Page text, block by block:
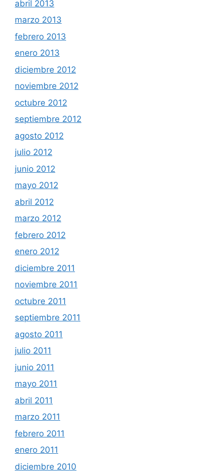
abril 2013
marzo 2013
febrero 2013
enero 2013
diciembre 2012
noviembre 2012
octubre 2012
septiembre 2012
agosto 2012
julio 2012
junio 2012
mayo 2012
abril 2012
marzo 2012
febrero 2012
enero 2012
diciembre 2011
noviembre 2011
octubre 2011
septiembre 2011
agosto 2011
julio 2011
junio 2011
mayo 2011
abril 2011
marzo 2011
febrero 2011
enero 2011
diciembre 2010